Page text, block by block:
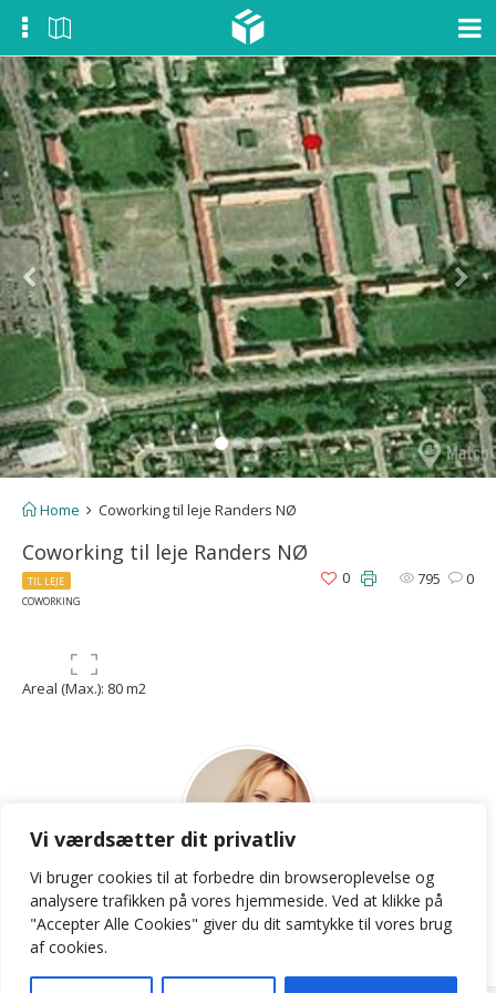
Vi værdsætter dit privatliv
Vi bruger cookies til at forbedre din browseroplevelse og
analysere trafikken på vores hjemmeside. Ved at klikke på
"Accepter Alle Cookies" giver du dit samtykke til vores brug
af cookies.
Home Coworking til leje Randers NØ
Coworking til leje Randers NØ
TIL LEJE
COWORKING
795 0
0
Areal (Max.): 80 m2
LKB
Contact Agent